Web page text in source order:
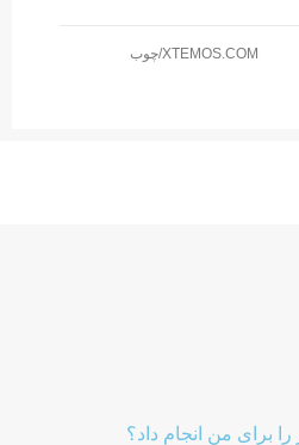
XTEMOS.COM/چوب
برای من انجام داد؟